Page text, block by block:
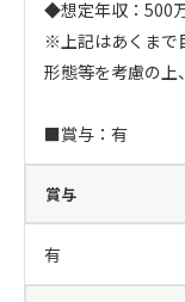
◆想定年収：500
※上記はあくまで
形態等を考慮の上
■賞与：有
賞与
有